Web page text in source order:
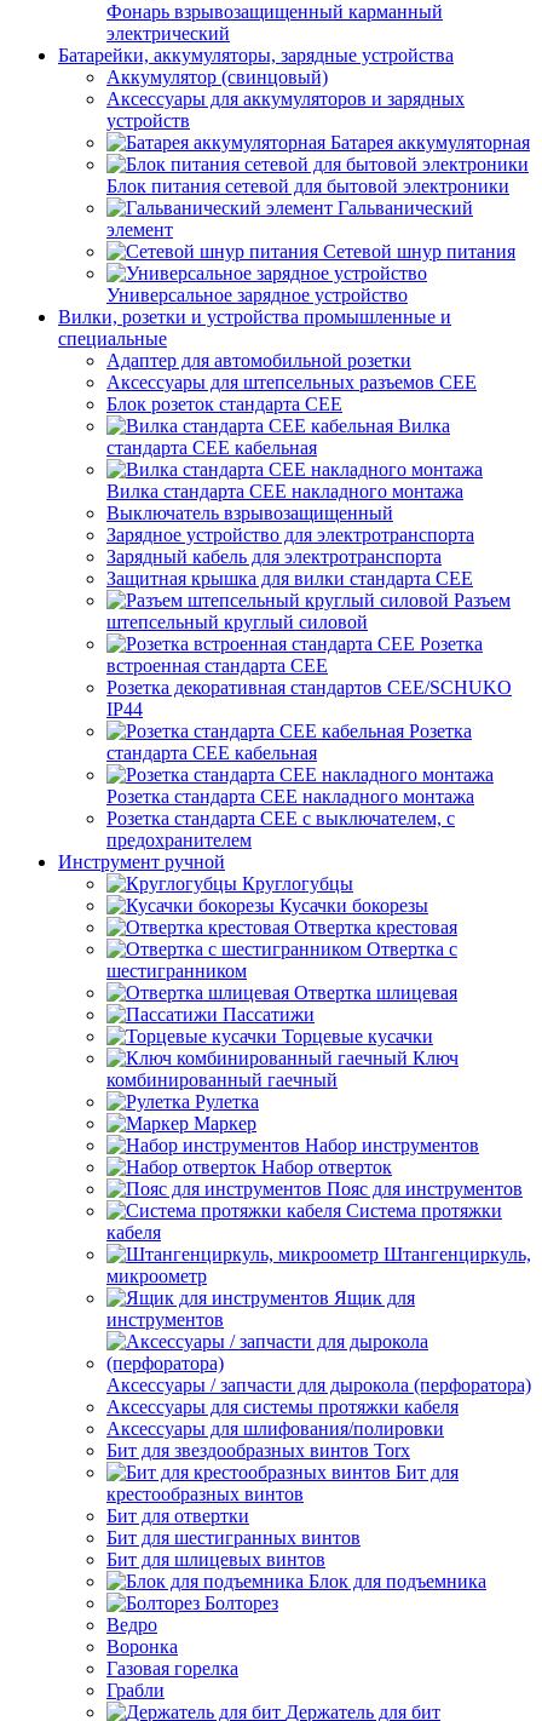
Фонарь взрывозащищенный карманный
электрический
Батарейки, аккумуляторы, зарядные устройства
Аккумулятор (свинцовый)
Аксессуары для аккумуляторов и зарядных
устройств
Батарея аккумуляторная
Блок питания сетевой для бытовой электроники
Гальванический
элемент
Сетевой шнур питания
Универсальное зарядное устройство
Вилки, розетки и устройства промышленные и
специальные
Адаптер для автомобильной розетки
Аксессуары для штепсельных разъемов CEE
Блок розеток стандарта CEE
Вилка
стандарта CEE кабельная
Вилка стандарта CEE накладного монтажа
Выключатель взрывозащищенный
Зарядное устройство для электротранспорта
Зарядный кабель для электротранспорта
Защитная крышка для вилки стандарта CEE
Разъем
штепсельный круглый силовой
Розетка
встроенная стандарта CEE
Розетка декоративная стандартов CEE/SCHUKO
IP44
Розетка
стандарта СЕЕ кабельная
Розетка стандарта СЕЕ накладного монтажа
Розетка стандарта СЕЕ с выключателем, с
предохранителем
Инструмент ручной
Круглогубцы
Кусачки бокорезы
Отвертка крестовая
Отвертка с
шестигранником
Отвертка шлицевая
Пассатижи
Торцевые кусачки
Ключ
комбинированный гаечный
Рулетка
Маркер
Набор инструментов
Набор отверток
Пояс для инструментов
Система протяжки
кабеля
Штангенциркуль,
микроометр
Ящик для
инструментов
Аксессуары / запчасти для дырокола (перфоратора)
Аксессуары для системы протяжки кабеля
Аксессуары для шлифования/полировки
Бит для звездообразных винтов Torx
Бит для
крестообразных винтов
Бит для отвертки
Бит для шестигранных винтов
Бит для шлицевых винтов
Блок для подъемника
Болторез
Ведро
Воронка
Газовая горелка
Грабли
Держатель для бит